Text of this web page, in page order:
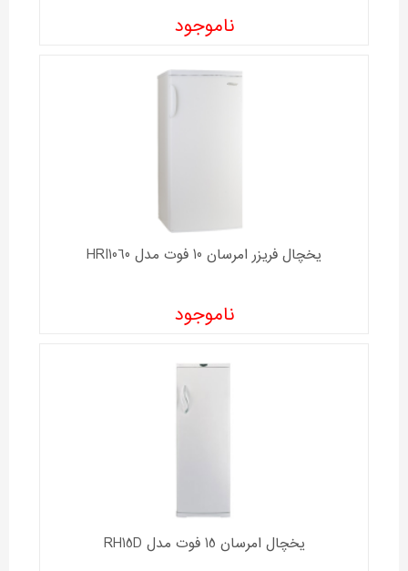
ناموجود
یخچال فریزر امرسان 10 فوت مدل HRI1060
ناموجود
یخچال امرسان 15 فوت مدل RH15D